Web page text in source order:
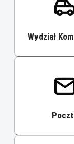
Wydział